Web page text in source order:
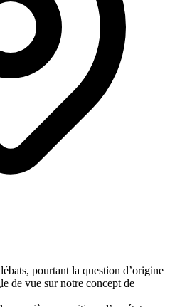
pourtant la question d’origine
de vue sur notre concept de